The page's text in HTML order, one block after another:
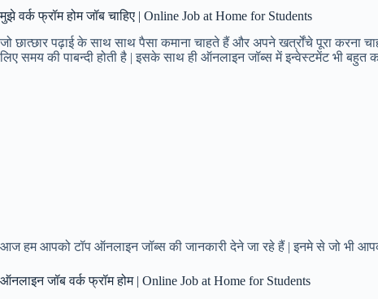
मुझे वर्क फ्रॉम होम जॉब चाहिए | Online Job at Home for Students
जो छात्छार पढ़ाई के साथ साथ पैसा कमाना चाहते हैं और अपने खर्त्रोंचे पूरा करना
लिए समय की पाबन्दी होती है | इसके साथ ही ऑनलाइन जॉब्स में इन्वेस्टमेंट भी बहुत
आज हम आपको टॉप ऑनलाइन जॉब्स की जानकारी देने जा रहे हैं | इनमे से जो भी
ऑनलाइन जॉब वर्क फ्रॉम होम | Online Job at Home for Students